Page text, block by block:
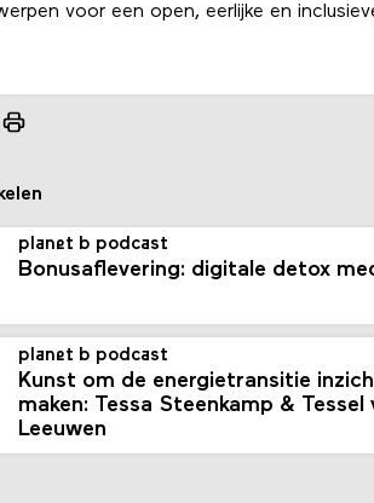
voor een open, eerlijke en
planet b podcast
Bonusaflevering: digitale detox
planet b podcast
Kunst om de energietransitie
maken: Tessa Steenkamp & Tessel
Leeuwen